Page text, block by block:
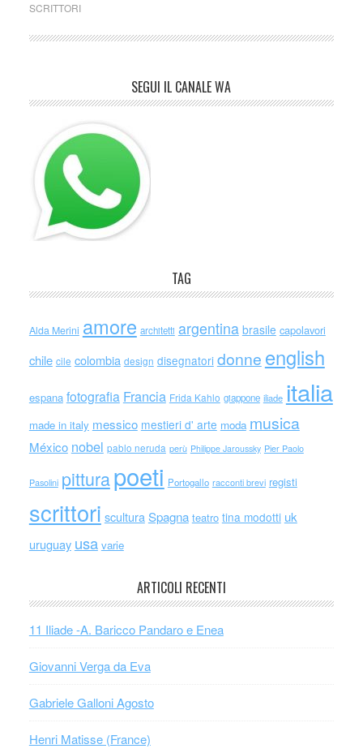
SCRITTORI
SEGUI IL CANALE WA
TAG
Alda Merini amore architetti argentina brasile capolavori
chile cile colombia design disegnatori donne english
espana fotografia Francia Frida Kahlo giappone iliade italia
made in italy messico mestieri d' arte moda musica
México nobel pablo neruda perù Philippe Jaroussky Pier Paolo
Pasolini pitturapoeti Portogallo racconti brevi registi
scrittori scultura Spagna teatro tina modotti uk
uruguay usa varie
ARTICOLI RECENTI
11 Iliade -A. Baricco Pandaro e Enea
Giovanni Verga da Eva
Gabriele Galloni Agosto
Henri Matisse (France)